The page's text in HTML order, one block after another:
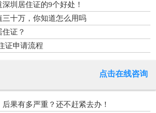
圳居住证的9个好处！
十万，你知道怎么用吗
证？
证申请流程
点击在线咨询
果有多严重？还不赶紧去办！